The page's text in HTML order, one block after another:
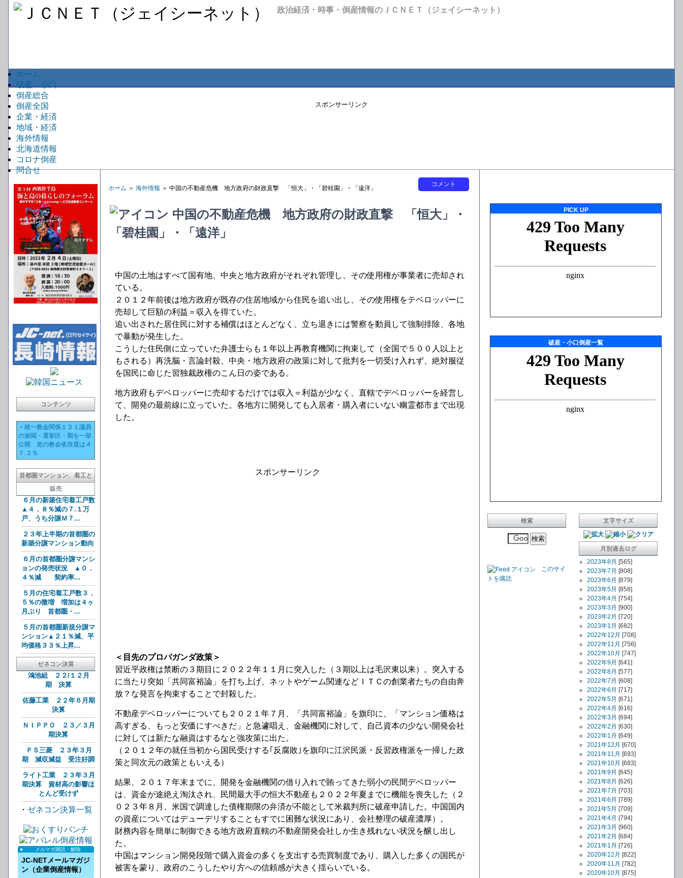
政治経済・時事・倒産情報のＪＣＮＥＴ（ジェイシーネット）
ホーム
破産・小口
倒産総合
倒産全国
企業・経済
地域・経済
海外情報
北海道情報
コロナ倒産
問合せ
スポンサーリンク
コンテンツ
・ 統一教会関係１２１議員
の派閥・選挙区・期を一挙
公開 党の教会依存度は４
７.２％
首都圏マンション、着工と
販売
６月の新築住宅着工戸数
▲４．８％減の７.１万
戸、うち分譲Ｍ７...
２３年上半期の首都圏の
新築分譲マンション動向
６月の首都圏分譲マンシ
ョンの発売状況 ▲０．
４％減 契約率...
５月の住宅着工戸数３．
５％の微増 増加は４ヶ
月ぶり 首都圏・...
５月の首都圏新規分譲マ
ンション▲２１％減、平
均価格３３％上昇...
ゼネコン決算
鴻池組 ２２/１２月
期 決算
佐藤工業 ２２年６月期
決算
ＮＩＰＰＯ ２３／３月
期決算
ＰＳ三菱 ２３年３月
期 減収減益 受注好調
ライト工業 ２３年３月
期決算 資材高の影響ほ
とんど受けず
・ ゼネコン決算一覧
メルマガ購読・解除
JC-NETメールマガジ
ン（企業倒産情報）
コメント
ホーム ＞ 海外情報 ＞ 中国の不動産危機 地方政府の財政直撃 「恒大」・「碧桂園」・「遠洋」
中国の不動産危機 地方政府の財政直撃 「恒大」・
「碧桂園」・「遠洋」
中国の土地はすべて国有地、中央と地方政府がそれぞれ管理し、その使用権が事業者に売却され
ている。
２０１２年前後は地方政府が既存の住居地域から住民を追い出し、その使用権をテベロッパーに
売却して巨額の利益＝収入を得ていた。
追い出された居住民に対する補償はほとんどなく、立ち退きには警察を動員して強制排除、各地
で暴動が発生した。
こうした住民側に立っていた弁護士らも１年以上再教育機関に拘束して（全国で５００人以上と
もされる）再洗脳・言論封殺、中央・地方政府の政策に対して批判を一切受け入れず、絶対服従
を国民に命じた習独裁政権のこん日の姿である。
地方政府もデベロッパーに売却するだけでは収入＝利益が少なく、直轄でデベロッパーを経営し
て、開発の最前線に立っていた。各地方に開発しても入居者・購入者にいない幽霊都市まで出現
した。
スポンサーリンク
＜目先のプロパガンダ政策＞
習近平政権は禁断の３期目に２０２２年１１月に突入した（３期以上は毛沢東以来）。突入する
に当たり突如「共同富裕論」を打ち上げ、ネットやゲーム関連などＩＴＣの創業者たちの自由奔
放？な発言を拘束することで封殺した。
不動産デベロッパーについても２０２１年７月、「共同富裕論」を旗印に、「マンション価格は
高すぎる、もっと安価にすべきだ」と急遽唱え、金融機関に対して、自己資本の少ない開発会社
に対しては新たな融資はするなと強攻策に出た。
（２０１２年の就任当初から国民受けする｢反腐敗｣を旗印に江沢民派・反習政権派を一掃した政
策と同次元の政策ともいえる）
結果、２０１７年末までに、開発を金融機関の借り入れで賄ってきた弱小の民間デベロッパー
は、資金が途絶え淘汰され、民間最大手の恒大不動産も２０２２年夏までに機能を喪失した（２
０２３年８月、米国で調達した債権期限の弁済が不能として米裁判所に破産申請した。中国国内
の資産についてはデューデリすることもすでに困難な状況にあり、会社整理の破産濃厚）。
財務内容を簡単に制御できる地方政府直轄の不動産開発会社しか生き残れない状況を醸し出し
た。
中国はマンション開発段階で購入資金の多くを支出する売買制度であり、購入した多くの国民が
被害を蒙り、政府のこうしたやり方への信頼感が大きく揺らいでいる。
PICK UP
破産・小口倒産一覧
検索
このサイ
トを購読
文字サイズ
月別過去ログ
2023年8月 [565]
2023年7月 [808]
2023年6月 [879]
2023年5月 [858]
2023年4月 [754]
2023年3月 [900]
2023年2月 [720]
2023年1月 [682]
2022年12月 [708]
2022年11月 [756]
2022年10月 [747]
2022年9月 [641]
2022年8月 [577]
2022年7月 [608]
2022年6月 [717]
2022年5月 [671]
2022年4月 [616]
2022年3月 [694]
2022年2月 [630]
2022年1月 [649]
2021年12月 [670]
2021年11月 [693]
2021年10月 [683]
2021年9月 [645]
2021年8月 [626]
2021年7月 [703]
2021年6月 [789]
2021年5月 [709]
2021年4月 [794]
2021年3月 [960]
2021年2月 [684]
2021年1月 [726]
2020年12月 [822]
2020年11月 [782]
2020年10月 [875]